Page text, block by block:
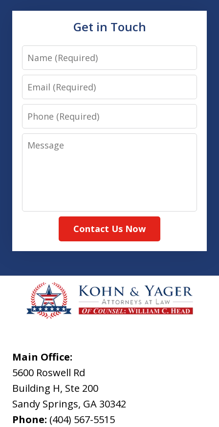
Get in Touch
Name
Email
Phone
Message
Contact Us Now
Main Office:
5600 Roswell Rd
Building H, Ste 200
Sandy Springs, GA 30342
Phone: (404) 567-5515